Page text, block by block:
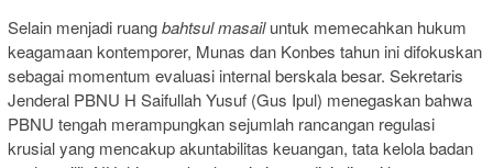
Selain menjadi ruangbahtsul masailuntuk memecahkan hukum
keagamaan kontemporer, Munas dan Konbes tahun ini difokuskan
sebagai momentum evaluasi internal berskala besar. Sekretaris
Jenderal PBNU H Saifullah Yusuf (Gus Ipul) menegaskan bahwa
PBNU tengah merampungkan sejumlah rancangan regulasi
krusial yang mencakup akuntabilitas keuangan, tata kelola badan